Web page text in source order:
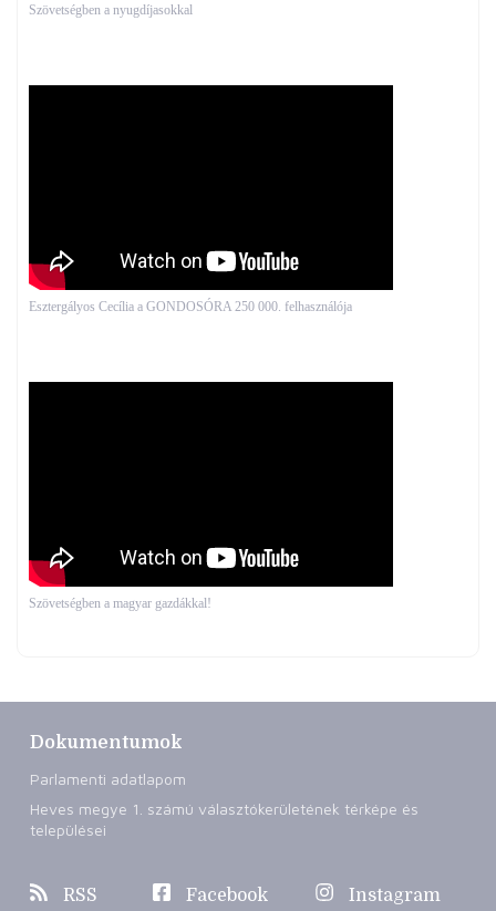
Szövetségben a nyugdíjasokkal
Esztergályos Cecília a GONDOSÓRA 250 000. felhasználója
Szövetségben a magyar gazdákkal!
Dokumentumok
Parlamenti adatlapom
Heves megye 1. számú választókerületének térképe és
települései
RSS Facebook Instagram